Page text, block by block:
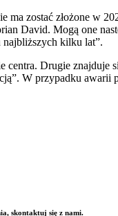
zostać złożone w
David. Mogą one
najbliższych kilku lat”.
Drugie
W przypadku awarii
skontaktuj się z nami.